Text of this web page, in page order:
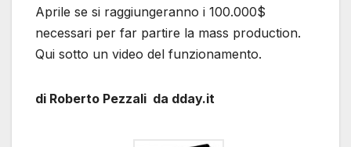
Aprile se si raggiungeranno i 100.000$
necessari per far partire la mass production.
Qui sotto un video del funzionamento.
di Roberto Pezzali da dday.it